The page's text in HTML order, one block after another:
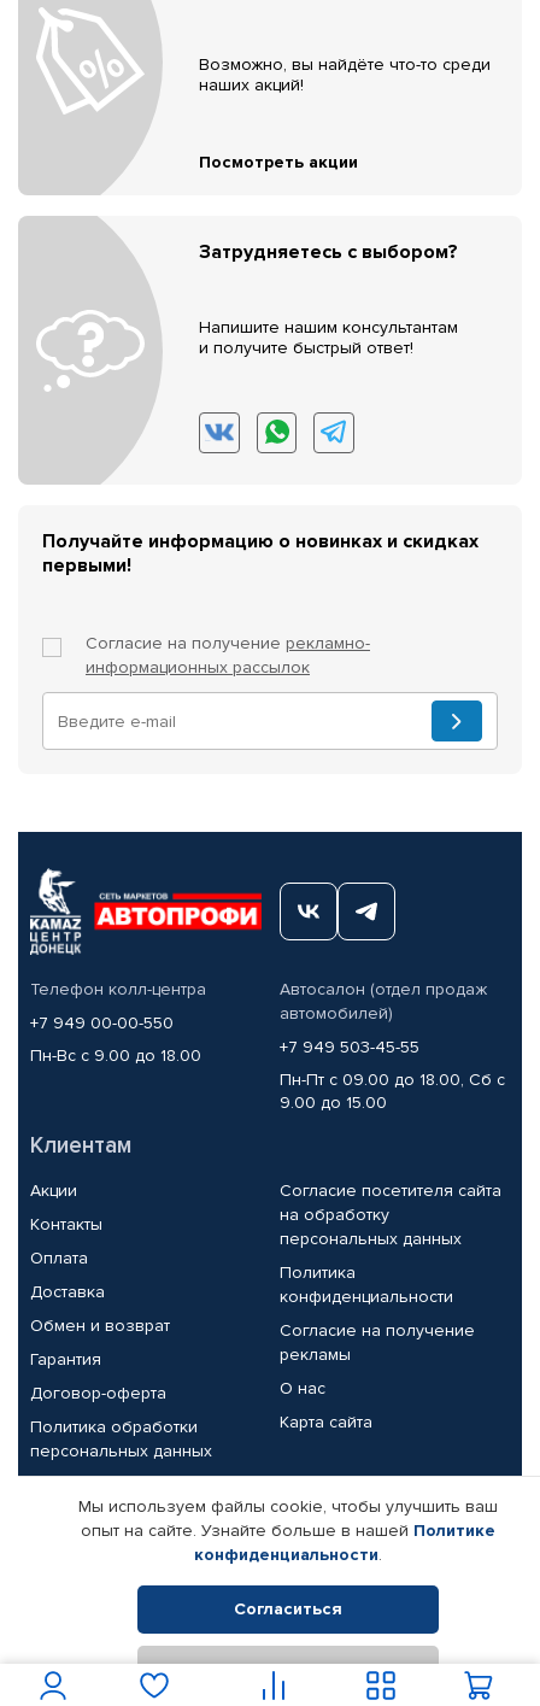
Возможно, вы найдёте что-то среди
наших акций!
Посмотреть акции
Затрудняетесь с выбором?
Напишите нашим консультантам
и получите быстрый ответ!
Получайте информацию о новинках и скидках
первыми!
Согласие на получение рекламно-
информационных рассылок
Телефон колл-центра
+7 949 00-00-550
Пн-Вс с 9.00 до 18.00
Автосалон (отдел продаж
автомобилей)
+7 949 503-45-55
Пн-Пт с 09.00 до 18.00, Сб с
9.00 до 15.00
Клиентам
Акции
Контакты
Оплата
Доставка
Обмен и возврат
Гарантия
Договор-оферта
Политика обработки
персональных данных
Согласие посетителя сайта
на обработку
персональных данных
Политика
конфиденциальности
Согласие на получение
рекламы
О нас
Карта сайта
Партнерам
Корпоративным клиентам
Поставщикам
Реквизиты компании
© КАМАЗ ЦЕНТР ДОНЕЦК, 2015-2026. Все права защищены.
Интернет-магазин автомобильных товаров Автопрофи.
Мы используем файлы cookie, чтобы улучшить ваш
опыт на сайте. Узнайте больше в нашей Политике
конфиденциальности.
Согласиться
Отклонить